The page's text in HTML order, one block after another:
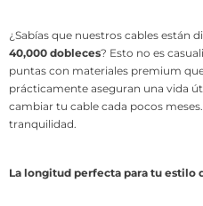
¿Sabías que nuestros cables están
40,000 dobleces? Esto no es
puntas con materiales premium
prácticamente aseguran una vida
cambiar tu cable cada pocos
tranquilidad.
La longitud perfecta para tu estilo